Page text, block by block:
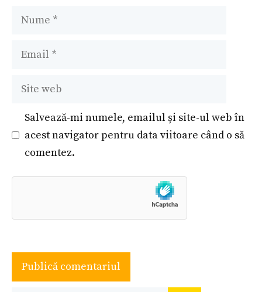
Nume
Email
Site
Salvează-mi numele, emailul și site-ul web în
acest navigator pentru data viitoare când o să
comentez.